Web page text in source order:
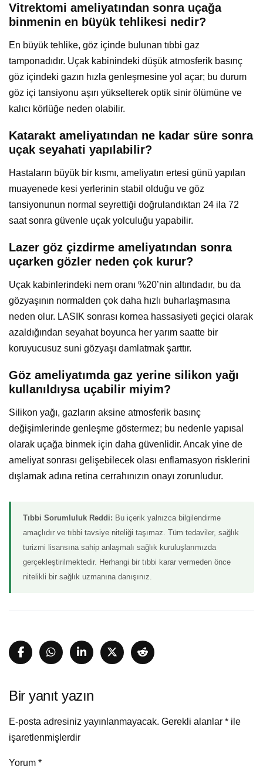
Vitrektomi ameliyatından sonra uçağa
binmenin en büyük tehlikesi nedir?
En büyük tehlike, göz içinde bulunan tıbbi gaz
tamponadıdır. Uçak kabinindeki düşük atmosferik basınç
göz içindeki gazın hızla genleşmesine yol açar; bu durum
göz içi tansiyonu aşırı yükselterek optik sinir ölümüne ve
kalıcı körlüğe neden olabilir.
Katarakt ameliyatından ne kadar süre sonra
uçak seyahati yapılabilir?
Hastaların büyük bir kısmı, ameliyatın ertesi günü yapılan
muayenede kesi yerlerinin stabil olduğu ve göz
tansiyonunun normal seyrettiği doğrulandıktan 24 ila 72
saat sonra güvenle uçak yolculuğu yapabilir.
Lazer göz çizdirme ameliyatından sonra
uçarken gözler neden çok kurur?
Uçak kabinlerindeki nem oranı %20’nin altındadır, bu da
gözyaşının normalden çok daha hızlı buharlaşmasına
neden olur. LASIK sonrası kornea hassasiyeti geçici olarak
azaldığından seyahat boyunca her yarım saatte bir
koruyucusuz suni gözyaşı damlatmak şarttır.
Göz ameliyatımda gaz yerine silikon yağı
kullanıldıysa uçabilir miyim?
Silikon yağı, gazların aksine atmosferik basınç
değişimlerinde genleşme göstermez; bu nedenle yapısal
olarak uçağa binmek için daha güvenlidir. Ancak yine de
ameliyat sonrası gelişebilecek olası enflamasyon risklerini
dışlamak adına retina cerrahınızın onayı zorunludur.
Tıbbi Sorumluluk Reddi: Bu içerik yalnızca bilgilendirme
amaçlıdır ve tıbbi tavsiye niteliği taşımaz. Tüm tedaviler, sağlık
turizmi lisansına sahip anlaşmalı sağlık kuruluşlarımızda
gerçekleştirilmektedir. Herhangi bir tıbbi karar vermeden önce
nitelikli bir sağlık uzmanına danışınız.
Bir yanıt yazın
E-posta adresiniz yayınlanmayacak. Gerekli alanlar * ile
işaretlenmişlerdir
Yorum *